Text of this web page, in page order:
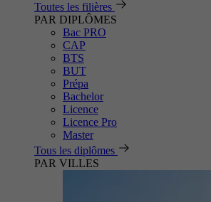
Toutes les filières
PAR DIPLÔMES
Bac PRO
CAP
BTS
BUT
Prépa
Bachelor
Licence
Licence Pro
Master
Tous les diplômes
PAR VILLES